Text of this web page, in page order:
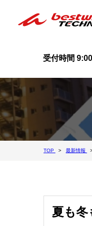
受付時間
TOP 最新情報
夏も